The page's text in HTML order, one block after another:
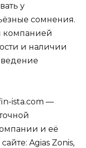
у
сомнения.
компанией
и наличии
ista.com —
и её
Agias Zonis,